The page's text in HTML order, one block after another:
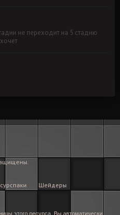
не переходит на 5 стадию
Шейдеры
этого ресурса, Вы автоматически